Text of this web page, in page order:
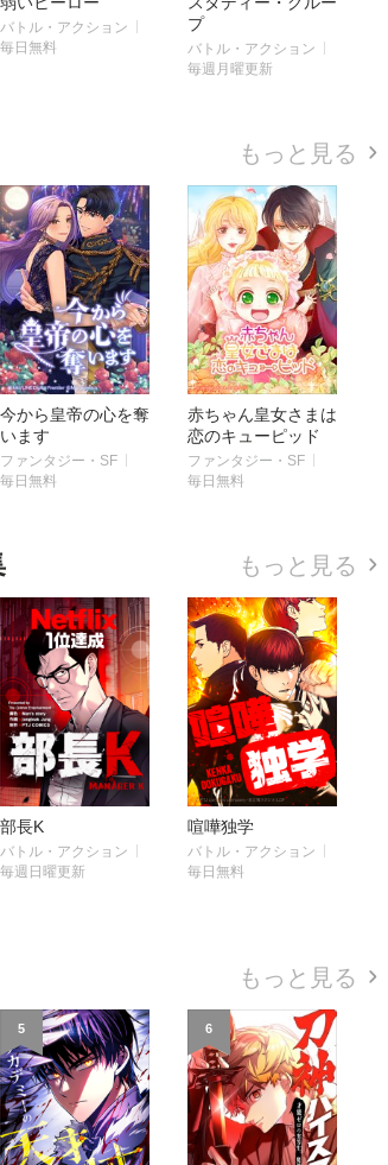
バトル・アクション
毎日無料
プ
バトル・アクション
毎週月曜更新
もっと見る
今から皇帝の心を奪
います
ファンタジー・SF
毎日無料
赤ちゃん皇女さまは
恋のキューピッド
ファンタジー・SF
毎日無料
もっと見る
部長K
バトル・アクション
毎週日曜更新
喧嘩独学
バトル・アクション
毎日無料
もっと見る
5 6